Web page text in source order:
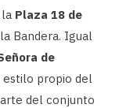
Plaza 18 de
Bandera. Igual
de
estilo propio del
del conjunto